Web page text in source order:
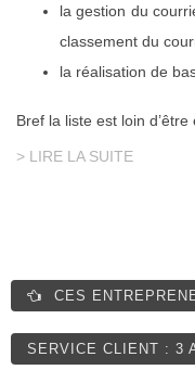
la gestion du
classement du
la réalisation de
Bref la liste est loin d’être
> LIRE LA SUITE
CES
SERVICE CLIENT : 3